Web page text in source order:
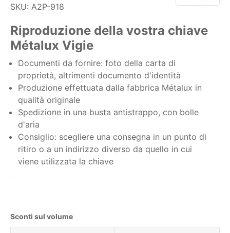
SKU: A2P-918
Riproduzione della vostra chiave
Métalux Vigie
Documenti da fornire: foto della carta di
proprietà, altrimenti documento d'identità
Produzione effettuata dalla fabbrica Métalux in
qualità originale
Spedizione in una busta antistrappo, con bolle
d'aria
Consiglio: scegliere una consegna in un punto di
ritiro o a un indirizzo diverso da quello in cui
viene utilizzata la chiave
Sconti sul volume